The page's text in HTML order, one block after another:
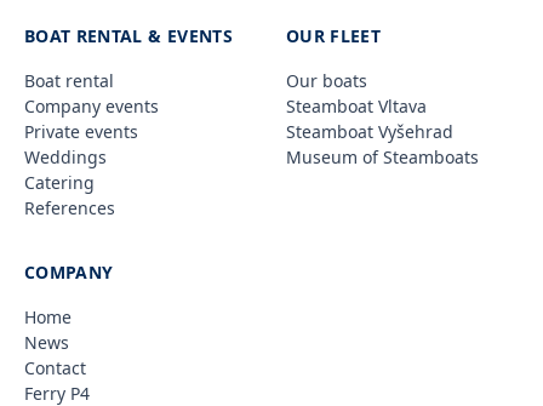
BOAT RENTAL & EVENTS
Boat rental
Company events
Private events
Weddings
Catering
References
OUR FLEET
Our boats
Steamboat Vltava
Steamboat Vyšehrad
Museum of Steamboats
COMPANY
Home
News
Contact
Ferry P4